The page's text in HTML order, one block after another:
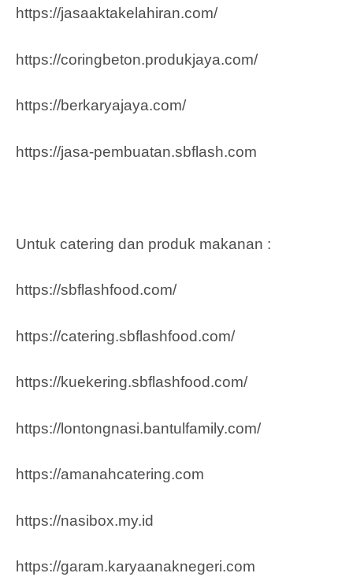
https://jasaaktakelahiran.com/
https://coringbeton.produkjaya.com/
https://berkaryajaya.com/
https://jasa-pembuatan.sbflash.com
Untuk catering dan produk makanan :
https://sbflashfood.com/
https://catering.sbflashfood.com/
https://kuekering.sbflashfood.com/
https://lontongnasi.bantulfamily.com/
https://amanahcatering.com
https://nasibox.my.id
https://garam.karyaanaknegeri.com